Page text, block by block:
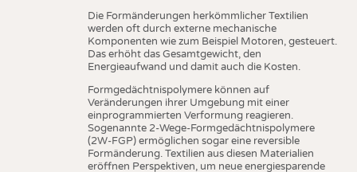
Die Formänderungen herkömmlicher Textilien
werden oft durch externe mechanische
Komponenten wie zum Beispiel Motoren, gesteuert.
Das erhöht das Gesamtgewicht, den
Energieaufwand und damit auch die Kosten.
Formgedächtnispolymere können auf
Veränderungen ihrer Umgebung mit einer
einprogrammierten Verformung reagieren.
Sogenannte 2-Wege-Formgedächtnispolymere
(2W-FGP) ermöglichen sogar eine reversible
Formänderung. Textilien aus diesen Materialien
eröffnen Perspektiven, um neue energiesparende